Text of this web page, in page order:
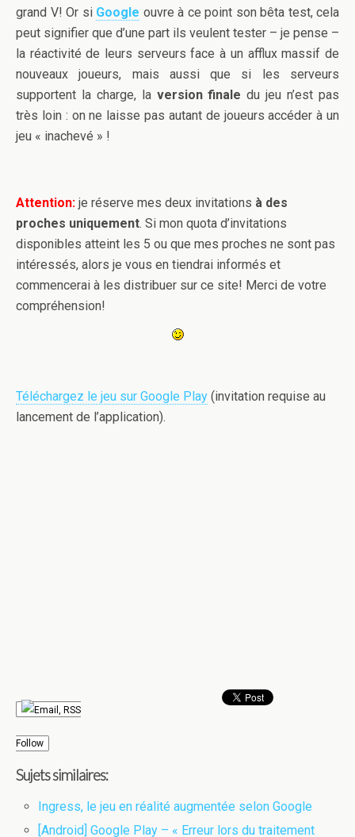
grand V! Or si Google ouvre à ce point son bêta test, cela
peut signifier que d’une part ils veulent tester – je pense –
la réactivité de leurs serveurs face à un afflux massif de
nouveaux joueurs, mais aussi que si les serveurs
supportent la charge, la version finale du jeu n’est pas
très loin : on ne laisse pas autant de joueurs accéder à un
jeu « inachevé » !
Attention: je réserve mes deux invitations à des
proches uniquement. Si mon quota d’invitations
disponibles atteint les 5 ou que mes proches ne sont pas
intéressés, alors je vous en tiendrai informés et
commencerai à les distribuer sur ce site! Merci de votre
compréhension!
Téléchargez le jeu sur Google Play (invitation requise au
lancement de l’application).
Follow
Sujets similaires:
Ingress, le jeu en réalité augmentée selon Google
[Android] Google Play – « Erreur lors du traitement